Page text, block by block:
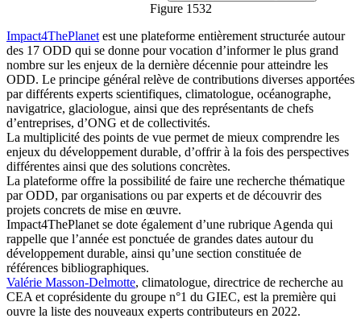
Figure 1532
Impact4ThePlanet est une plateforme entièrement structurée autour
des 17 ODD qui se donne pour vocation d’informer le plus grand
nombre sur les enjeux de la dernière décennie pour atteindre les
ODD. Le principe général relève de contributions diverses apportées
par différents experts scientifiques, climatologue, océanographe,
navigatrice, glaciologue, ainsi que des représentants de chefs
d’entreprises, d’ONG et de collectivités.
La multiplicité des points de vue permet de mieux comprendre les
enjeux du développement durable, d’offrir à la fois des perspectives
différentes ainsi que des solutions concrètes.
La plateforme offre la possibilité de faire une recherche thématique
par ODD, par organisations ou par experts et de découvrir des
projets concrets de mise en œuvre.
Impact4ThePlanet se dote également d’une rubrique Agenda qui
rappelle que l’année est ponctuée de grandes dates autour du
développement durable, ainsi qu’une section constituée de
références bibliographiques.
Valérie Masson-Delmotte, climatologue, directrice de recherche au
CEA et coprésidente du groupe n°1 du GIEC, est la première qui
ouvre la liste des nouveaux experts contributeurs en 2022.